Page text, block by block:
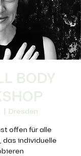
BODY
  |
Dresden
offen für alle
das individuelle